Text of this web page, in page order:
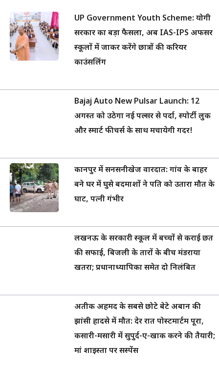
UP Government Youth Scheme: योगी
सरकार का बड़ा फैसला, अब IAS-IPS अफसर
स्कूलों में जाकर करेंगे छात्रों की करियर
काउंसलिंग
Bajaj Auto New Pulsar Launch: 12
अगस्त को उठेगा नई पल्सर से पर्दा, स्पोर्टी लुक
और स्मार्ट फीचर्स के साथ मचायेगी गदर!
कानपुर में सनसनीखेज वारदात: गांव के बाहर
बने घर में घुसे बदमाशों ने पति को उतारा मौत के
घाट, पत्नी गंभीर
लखनऊ के सरकारी स्कूल में बच्चों से कराई छत
की सफाई, बिजली के तारों के बीच मंडराया
खतरा; प्रधानाध्यापिका समेत दो निलंबित
अतीक अहमद के सबसे छोटे बेटे अबान की
झांसी हादसे में मौत: देर रात पोस्टमार्टम पूरा,
कसारी-मसारी में सुपुर्द-ए-खाक करने की तैयारी;
मां शाइस्ता पर सस्पेंस